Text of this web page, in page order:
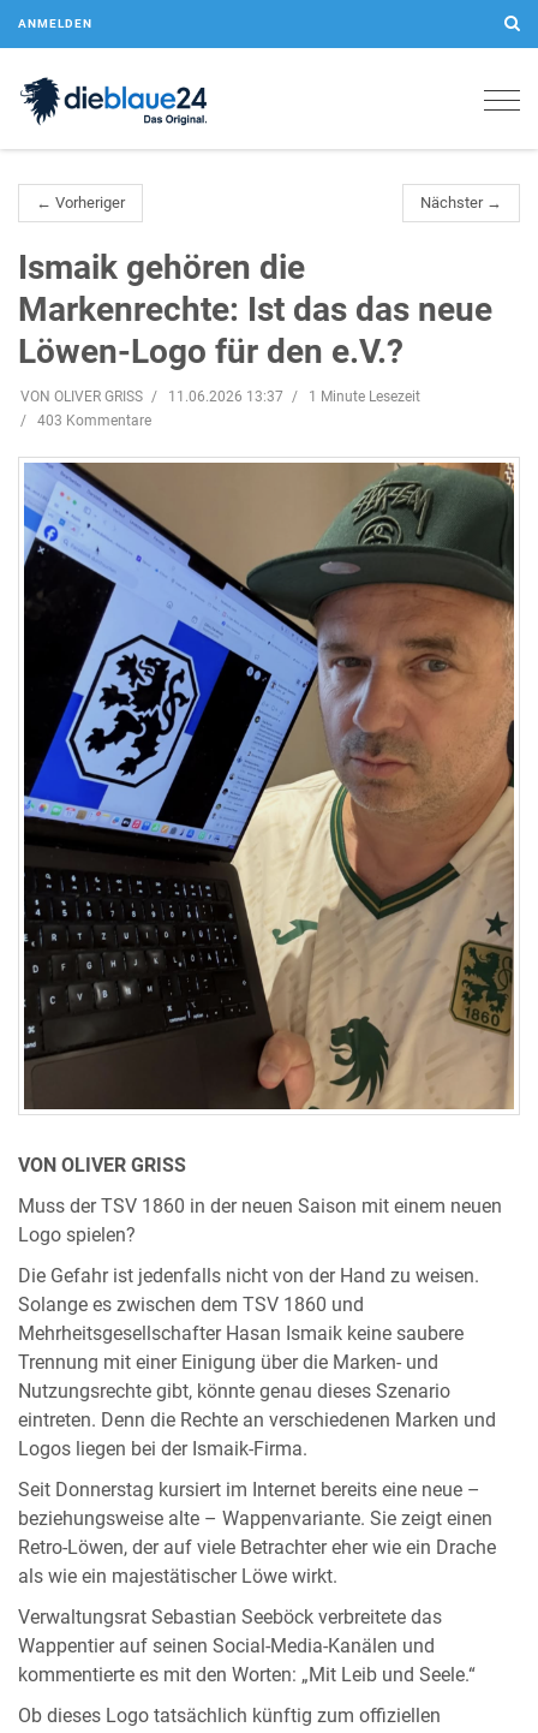
ANMELDEN
← Vorheriger Nächster →
Ismaik gehören die
Markenrechte: Ist das das neue
Löwen-Logo für den e.V.?
VON OLIVER GRISS 11.06.2026 13:37
1 Minute Lesezeit
403 Kommentare
VON OLIVER GRISS
Muss der TSV 1860 in der neuen Saison mit einem neuen
Logo spielen?
Die Gefahr ist jedenfalls nicht von der Hand zu weisen.
Solange es zwischen dem TSV 1860 und
Mehrheitsgesellschafter Hasan Ismaik keine saubere
Trennung mit einer Einigung über die Marken- und
Nutzungsrechte gibt, könnte genau dieses Szenario
eintreten. Denn die Rechte an verschiedenen Marken und
Logos liegen bei der Ismaik-Firma.
Seit Donnerstag kursiert im Internet bereits eine neue –
beziehungsweise alte – Wappenvariante. Sie zeigt einen
Retro-Löwen, der auf viele Betrachter eher wie ein Drache
als wie ein majestätischer Löwe wirkt.
Verwaltungsrat Sebastian Seeböck verbreitete das
Wappentier auf seinen Social-Media-Kanälen und
kommentierte es mit den Worten: „Mit Leib und Seele.“
Ob dieses Logo tatsächlich künftig zum offiziellen